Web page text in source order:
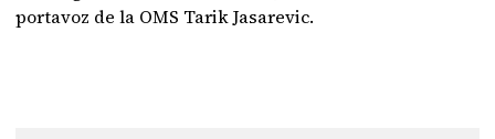
portavoz de la OMS Tarik Jasarevic.